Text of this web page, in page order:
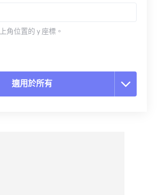
角位置的 y 座標。
適用於所有